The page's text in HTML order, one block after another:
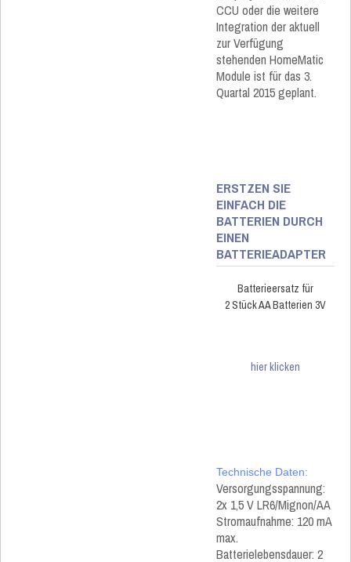
CCU oder die weitere
Integration der aktuell
zur Verfügung
stehenden HomeMatic
Module ist für das 3.
Quartal 2015 geplant.
ERSTZEN SIE
EINFACH DIE
BATTERIEN DURCH
EINEN
BATTERIEADAPTER
Batterieersatz für
2 Stück AA Batterien 3V
hier klicken
Technische Daten:
Versorgungsspannung:
2x 1,5 V LR6/Mignon/AA
Stromaufnahme: 120 mA
max.
Batterielebensdauer: 2